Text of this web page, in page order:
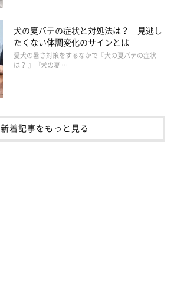
犬の夏バテの症状と対処法は？ 見逃し
たくない体調変化のサインとは
愛犬の暑さ対策をするなかで『犬の夏バテの症状
は？ 』『犬の夏 …
新着記事をもっと見る